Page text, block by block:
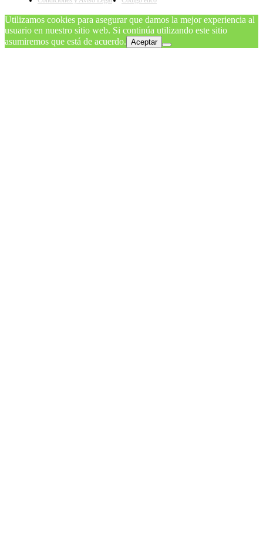
Utilizamos cookies para asegurar que damos la mejor experiencia al
usuario en nuestro sitio web. Si continúa utilizando este sitio
asumiremos que está de acuerdo. Aceptar